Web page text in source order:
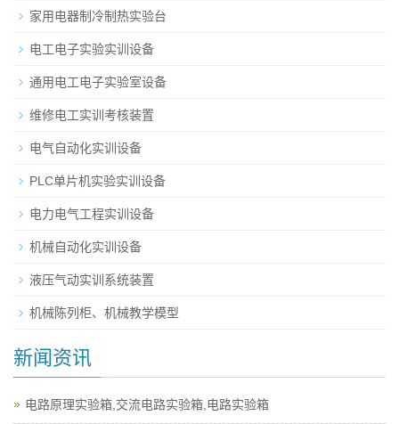
家用电器制冷制热实验台
电工电子实验实训设备
通用电工电子实验室设备
维修电工实训考核装置
电气自动化实训设备
PLC单片机实验实训设备
电力电气工程实训设备
机械自动化实训设备
液压气动实训系统装置
机械陈列柜、机械教学模型
新闻资讯
电路原理实验箱,交流电路实验箱,电路实验箱